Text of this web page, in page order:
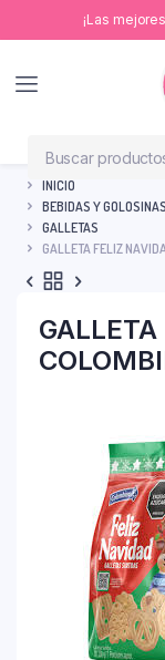
¡Las mejores
INICIO
BEBIDAS Y GOLOSINAS
GALLETAS
GALLETA FELIZ